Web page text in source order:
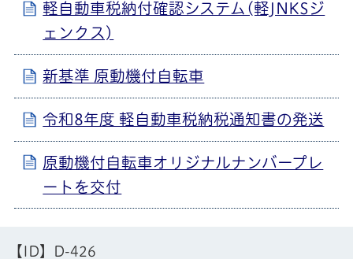
軽自動車税納付確認システム(軽JNKSジ
ェンクス)
新基準 原動機付自転車
令和8年度 軽自動車税納税通知書の発送
原動機付自転車オリジナルナンバープレ
ートを交付
【ID】
D-426